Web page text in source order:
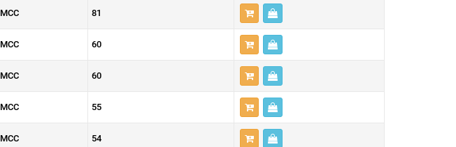
MCC 81
MCC 60
MCC 60
MCC 55
MCC 54